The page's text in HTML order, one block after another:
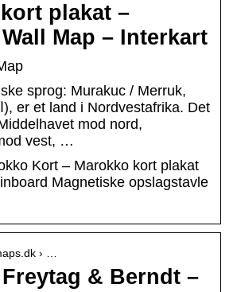
plakat –
Map – Interkart
sprog: Murakuc / Merruk,
mod nord,
vest, …
Kort – Marokko kort plakat
Magnetiske opslagstavle
› …
& Berndt –